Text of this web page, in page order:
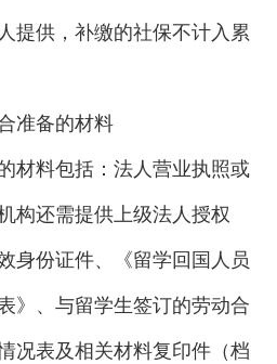
提供，补缴的社保不计入累
备的材料
料包括：法人营业执照或
构还需提供上级法人授权
身份证件、《留学回国人员
》、与留学生签订的劳动合
况表及相关材料复印件（档